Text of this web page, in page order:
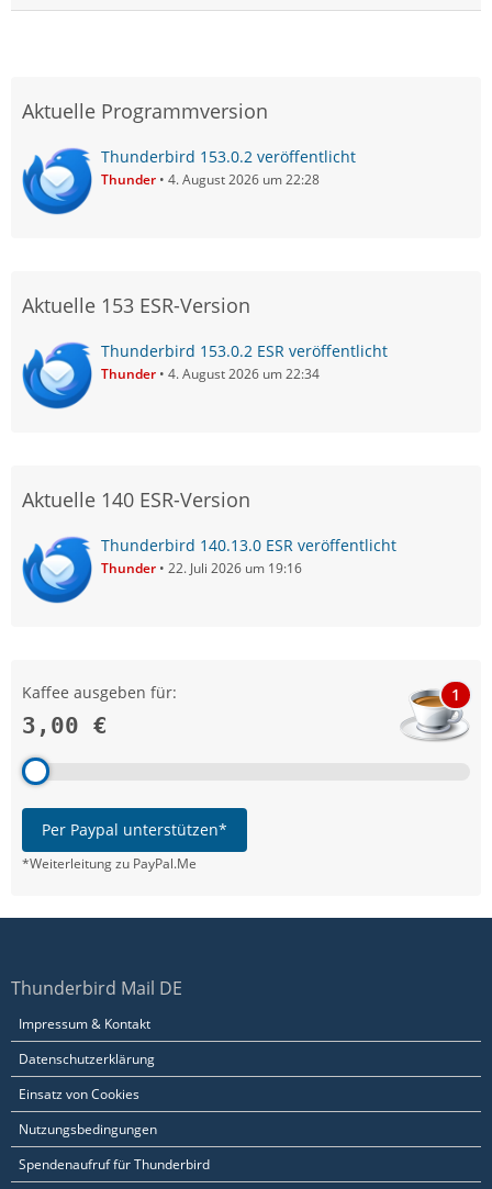
Aktuelle Programmversion
Thunderbird 153.0.2 veröffentlicht
Thunder 4. August 2026 um 22:28
Aktuelle 153 ESR-Version
Thunderbird 153.0.2 ESR veröffentlicht
Thunder 4. August 2026 um 22:34
Aktuelle 140 ESR-Version
Thunderbird 140.13.0 ESR veröffentlicht
Thunder 22. Juli 2026 um 19:16
Kaffee ausgeben für:
3,00 €
1
Per Paypal unterstützen*
*Weiterleitung zu PayPal.Me
Thunderbird Mail DE
Impressum & Kontakt
Datenschutzerklärung
Einsatz von Cookies
Nutzungsbedingungen
Spendenaufruf für Thunderbird